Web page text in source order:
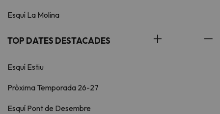
Esquí La Molina
TOP DATES DESTACADES
Esquí Estiu
Pròxima Temporada 26-27
Esquí Pont de Desembre